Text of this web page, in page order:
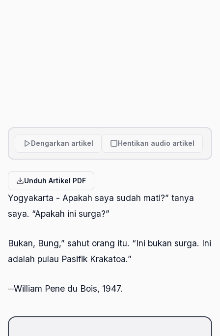
Dengarkan artikel Hentikan audio artikel
Unduh Artikel PDF
Yogyakarta - Apakah saya sudah mati?” tanya
saya. “Apakah ini surga?”
Bukan, Bung,” sahut orang itu. “Ini bukan surga. Ini
adalah pulau Pasifik Krakatoa.”
─William Pene du Bois, 1947.